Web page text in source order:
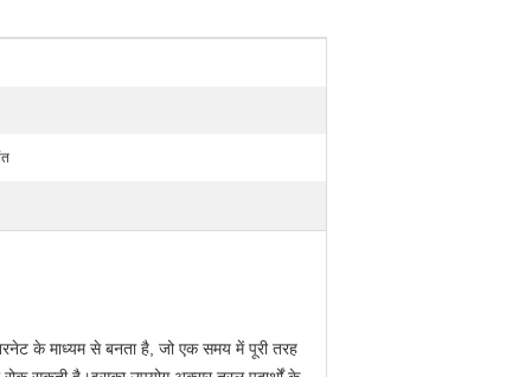
के माध्यम से बनता है, जो एक समय में पूरी तरह